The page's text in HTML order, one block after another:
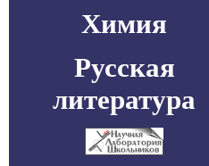
Химия
Русская
литература